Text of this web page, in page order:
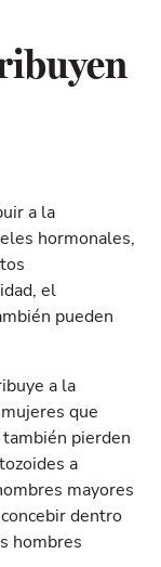
a la
hormonales,
el
pueden
a la
que
pierden
a
mayores
concebir dentro
hombres